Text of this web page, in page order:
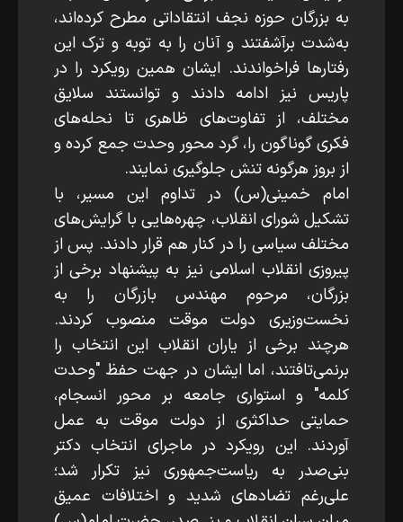
به بزرگان حوزه نجف انتقاداتی مطرح کرده‌اند،
به‌شدت برآشفتند و آنان را به توبه و ترک این
رفتارها فراخواندند. ایشان همین رویکرد را در
پاریس نیز ادامه دادند و توانستند سلایق
مختلف، از تفاوت‌های ظاهری تا نحله‌های
فکری گوناگون را، گرد محور وحدت جمع کرده و
از بروز هرگونه تنش جلوگیری نمایند.
امام خمینی(س) در تداوم این مسیر، با
تشکیل شورای انقلاب، چهره‌هایی با گرایش‌های
مختلف سیاسی را در کنار هم قرار دادند. پس از
پیروزی انقلاب اسلامی نیز به پیشنهاد برخی از
بزرگان، مرحوم مهندس بازرگان را به
نخست‌وزیری دولت موقت منصوب کردند.
هرچند برخی از یاران انقلاب این انتخاب را
برنمی‌تافتند، اما ایشان در جهت حفظ "وحدت
کلمه" و استواری جامعه بر محور انسجام،
حمایتی حداکثری از دولت موقت به عمل
آوردند. این رویکرد در ماجرای انتخاب دکتر
بنی‌صدر به ریاست‌جمهوری نیز تکرار شد؛
علی‌رغم تضادهای شدید و اختلافات عمیق